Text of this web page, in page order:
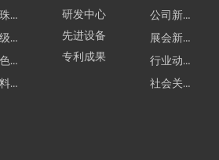
工业级珠光颜料系列
化妆品级珠光颜料系列
光学变色材料系列系列
珠光颜料应用领域
研发中心
先进设备
专利成果
公司新闻
展会新闻
行业动态
社会关怀